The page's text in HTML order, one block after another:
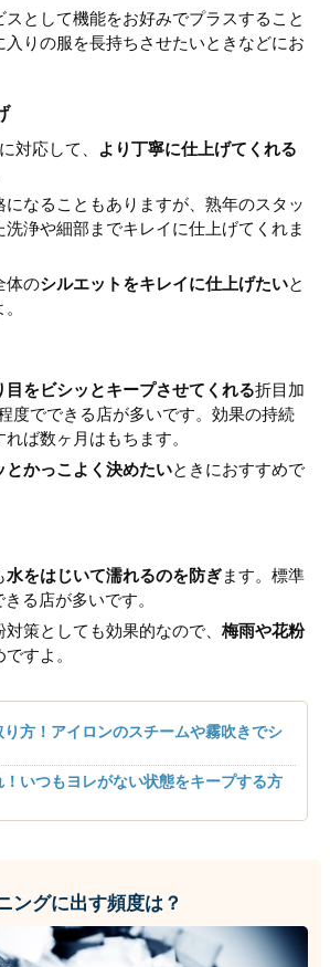
スとして機能をお好みでプラスすること
入りの服を長持ちさせたいときなどにお
対応して、
より丁寧に仕上げてくれる
なることもありますが、熟年のスタッ
浄や細部までキレイに仕上げてくれま
体のシルエットをキレイに仕上げたいと
目をビシッとキープさせてくれる折目加
度でできる店が多いです。効果の持続
ば数ヶ月はもちます。
とかっこよく決めたいときにおすすめで
水をはじいて濡れるのを防ぎます。標準
る店が多いです。
策としても効果的なので、 梅雨や花粉
すよ。
り方！アイロンのスチームや霧吹きでシ
！いつもヨレがない状態をキープする方
ングに出す頻度は？